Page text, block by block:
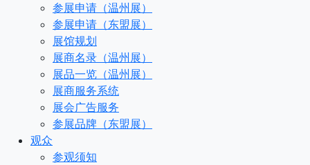
参展申请（温州展）
参展申请（东盟展）
展馆规划
展商名录（温州展）
展品一览（温州展）
展商服务系统
展会广告服务
参展品牌（东盟展）
观众
参观须知